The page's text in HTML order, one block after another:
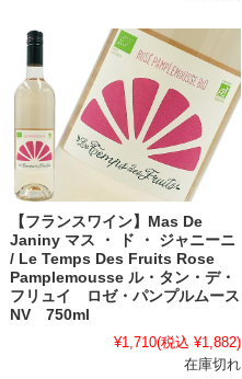
【フランスワイン】Mas De
Janiny マス ・ ド ・ ジャニーニ
/ Le Temps Des Fruits Rose
Pamplemousse ル・タン・デ・
フリュイ ロゼ・パンプルムース
NV 750ml
¥1,710(税込 ¥1,882)
在庫切れ